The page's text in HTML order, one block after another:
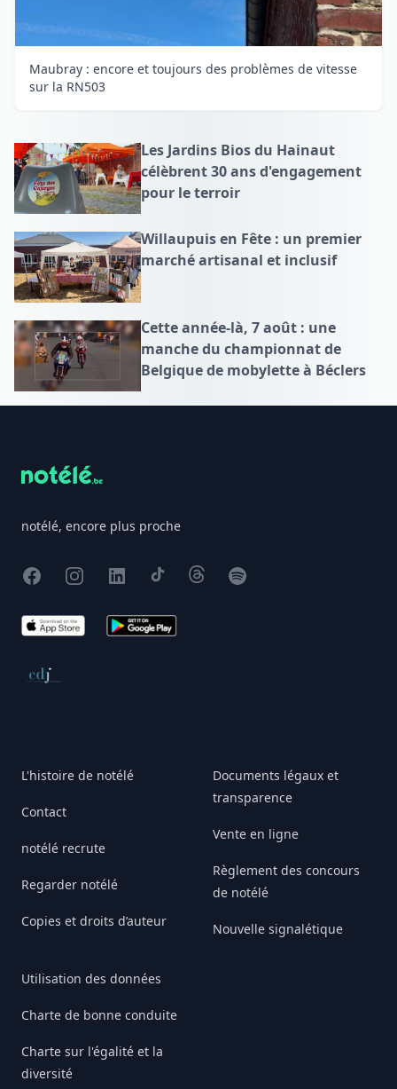
Maubray : encore et toujours des problèmes de vitesse
sur la RN503
Les Jardins Bios du Hainaut
célèbrent 30 ans d'engagement
pour le terroir
Willaupuis en Fête : un premier
marché artisanal et inclusif
Cette année-là, 7 août : une
manche du championnat de
Belgique de mobylette à Béclers
notélé, encore plus proche
FacebookInstagram
X TikTokThreadsSpotify
App Store Google Play
Conseil de déontologie journalistique
L'histoire de notélé
Contact
notélé recrute
Regarder notélé
Copies et droits d’auteur
Utilisation des données
Charte de bonne conduite
Charte sur l'égalité et la
diversité
Documents légaux et
transparence
Vente en ligne
Règlement des concours
de notélé
Nouvelle signalétique